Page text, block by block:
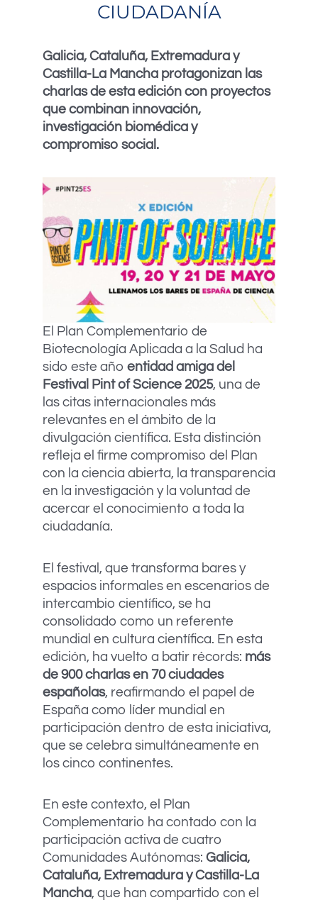
CIUDADANÍA
Galicia, Cataluña, Extremadura y
Castilla-La Mancha protagonizan las
charlas de esta edición con proyectos
que combinan innovación,
investigación biomédica y
compromiso social.
El Plan Complementario de
Biotecnología Aplicada a la Salud ha
sido este año entidad amiga del
Festival Pint of Science 2025, una de
las citas internacionales más
relevantes en el ámbito de la
divulgación científica. Esta distinción
refleja el firme compromiso del Plan
con la ciencia abierta, la transparencia
en la investigación y la voluntad de
acercar el conocimiento a toda la
ciudadanía.
El festival, que transforma bares y
espacios informales en escenarios de
intercambio científico, se ha
consolidado como un referente
mundial en cultura científica. En esta
edición, ha vuelto a batir récords: más
de 900 charlas en 70 ciudades
españolas, reafirmando el papel de
España como líder mundial en
participación dentro de esta iniciativa,
que se celebra simultáneamente en
los cinco continentes.
En este contexto, el Plan
Complementario ha contado con la
participación activa de cuatro
Comunidades Autónomas: Galicia,
Cataluña, Extremadura y Castilla-La
Mancha, que han compartido con el